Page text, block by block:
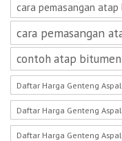
cara pemasangan atap
cara pemasangan
contoh atap bitumen
Daftar Harga Genteng Aspal
Daftar Harga Genteng
Daftar Harga Genteng